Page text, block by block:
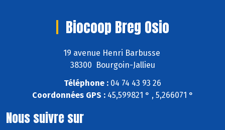
Biocoop Breg Osio
19 avenue Henri Barbusse
38300 Bourgoin-Jallieu
Téléphone : 04 74 43 93 26
Coordonnées GPS :45,599821 ° , 5,266071 °
Nous suivre sur